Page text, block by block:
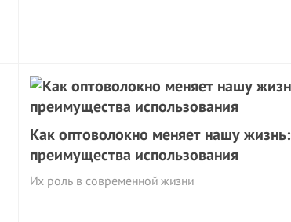
Как оптоволокно меняет нашу жизнь:
преимущества использования
Их роль в современной жизни